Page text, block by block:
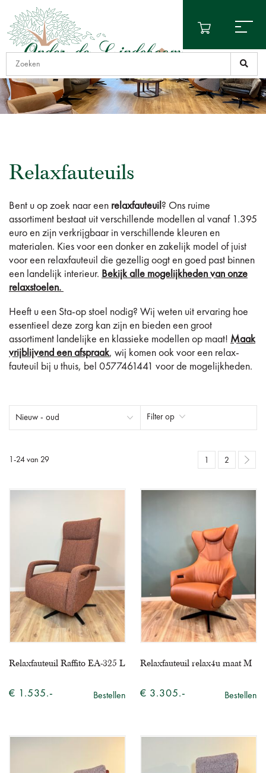
Relaxfauteuils
Bent u op zoek naar een relaxfauteuil ? Ons ruime
assortiment bestaat uit verschillende modellen al vanaf 1.395
euro en zijn verkrijgbaar in verschillende kleuren en
materialen. Kies voor een donker en zakelijk model of juist
voor een relaxfauteuil die gezellig oogt en goed past binnen
een landelijk interieur. Bekijk alle mogelijkheden van onze
relaxstoelen.
Heeft u een Sta-op stoel nodig? Wij weten uit ervaring hoe
essentieel deze zorg kan zijn en bieden een groot
assortiment landelijke en klassieke modellen op maat! Maak
vrijblijvend een afspraak, wij komen ook voor een relax-
fauteuil bij u thuis, bel 0577461441 voor de mogelijkheden.
Filter op
-24 van 29 2
Relaxfauteuil Raffito EA-325 L
€ 1.535.- Bestellen
Relaxfauteuil relax4u maat M
€ 3.305.- Bestellen